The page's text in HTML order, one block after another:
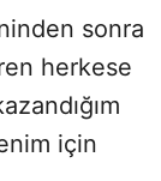
sonra
herkese
için